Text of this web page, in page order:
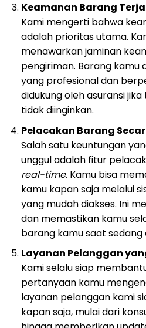
Keamanan Barang
Kami mengerti bahwa
adalah prioritas utama.
menawarkan jaminan
pengiriman. Barang kamu
yang profesional dan
didukung oleh asuransi
tidak diinginkan.
Pelacakan Barang
Salah satu keuntungan
unggul adalah fitur
real-time. Kamu bisa
kamu kapan saja melalui
yang mudah diakses. Ini
dan memastikan kamu
barang kamu saat
Layanan Pelanggan
Kami selalu siap
pertanyaan kamu
layanan pelanggan kami
kapan saja, mulai dari